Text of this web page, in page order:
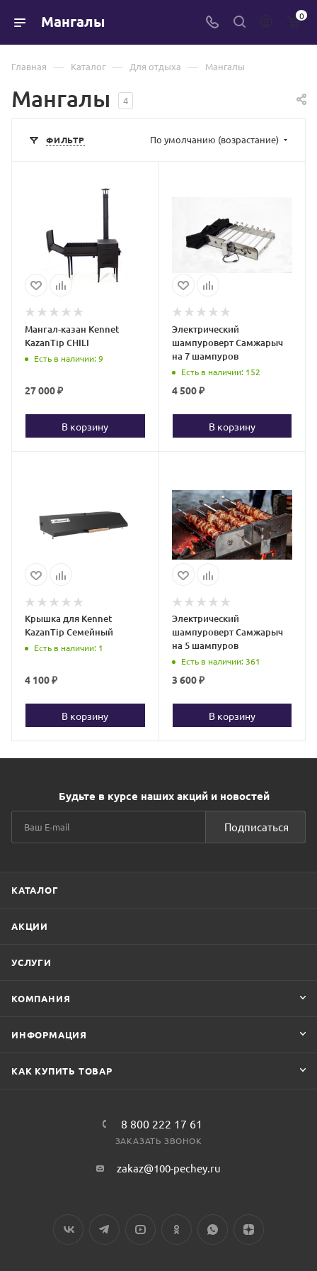
Мангалы 0
Главная — Каталог — Для отдыха — Мангалы
Мангалы 4
ФИЛЬТР По умолчанию (возрастание)
Мангал-казан Kennet
KazanTip CHILI
Есть в наличии: 9
27 000₽
В корзину
Электрический
шампуроверт Самжарыч
на 7 шампуров
Есть в наличии: 152
4 500₽
В корзину
Крышка для Kennet
KazanTip Семейный
Есть в наличии: 1
4 100₽
В корзину
Электрический
шампуроверт Самжарыч
на 5 шампуров
Есть в наличии: 361
3 600₽
В корзину
Будьте в курсе наших акций и новостей
Подписаться
КАТАЛОГ
АКЦИИ
УСЛУГИ
КОМПАНИЯ
ИНФОРМАЦИЯ
КАК КУПИТЬ ТОВАР
8 800 222 17 61
ЗАКАЗАТЬ ЗВОНОК
zakaz@100-pechey.ru